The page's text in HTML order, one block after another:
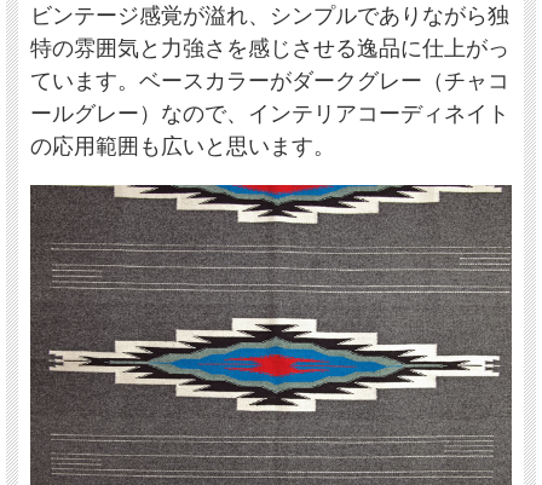
ビンテージ感覚が溢れ、シンプルでありながら独
特の雰囲気と力強さを感じさせる逸品に仕上がっ
ています。ベースカラーがダークグレー（チャコ
ールグレー）なので、インテリアコーディネイト
の応用範囲も広いと思います。